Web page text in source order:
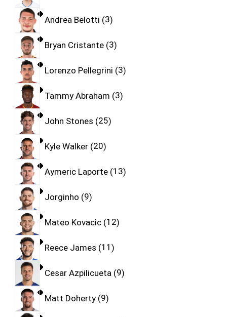
Andrea Belotti 3
Bryan Cristante 3
Lorenzo Pellegrini 3
Tammy Abraham 3
John Stones 25
Kyle Walker 20
Aymeric Laporte 13
Jorginho 9
Mateo Kovacic 12
Reece James 11
Cesar Azpilicueta 9
Matt Doherty 9